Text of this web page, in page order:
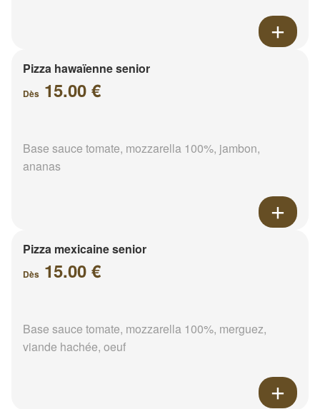
Pizza hawaïenne senior
Dès 15.00 €
Base sauce tomate, mozzarella 100%, jambon,
ananas
Pizza mexicaine senior
Dès 15.00 €
Base sauce tomate, mozzarella 100%, merguez,
viande hachée, oeuf